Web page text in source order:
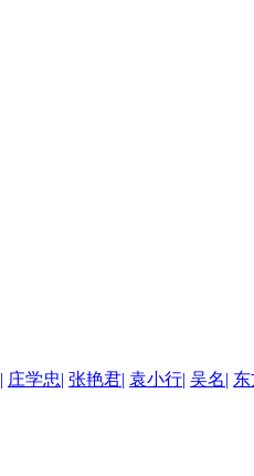
| 庄学忠| 张艳君| 袁小行| 吴名|